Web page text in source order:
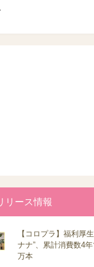
リース情報
【コロプラ】福利厚
ナナ”、累計消費数4
万本